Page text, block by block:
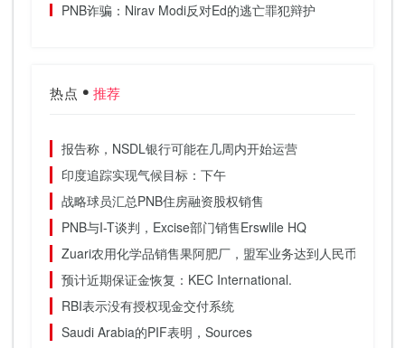
PNB诈骗：Nirav Modi反对Ed的逃亡罪犯辩护
热点 推荐
报告称，NSDL银行可能在几周内开始运营
印度追踪实现气候目标：下午
战略球员汇总PNB住房融资股权销售
PNB与I-T谈判，Excise部门销售Erswlile HQ
Zuari农用化学品销售果阿肥厂，盟军业务达到人民币280万
预计近期保证金恢复：KEC International.
RBI表示没有授权现金交付系统
Saudi Arabia的PIF表明，Sources